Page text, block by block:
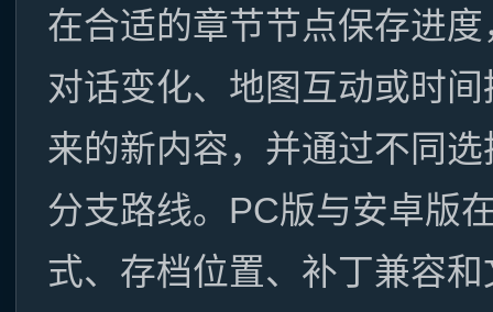
在合适的章节节点保存进
对话变化、地图互动或时
来的新内容，并通过不同
分支路线。PC版与安卓版
式、存档位置、补丁兼容